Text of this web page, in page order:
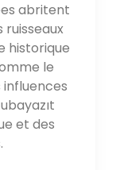
invite les
abritent
historique
le
et des